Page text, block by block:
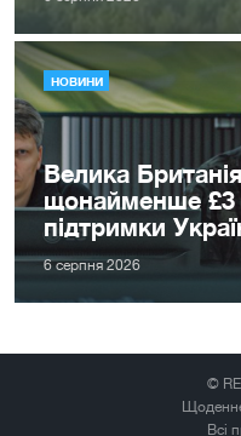
НОВИНИ
Велика
щонайменше £3
підтримки
6 серпня 2026
©
Всі